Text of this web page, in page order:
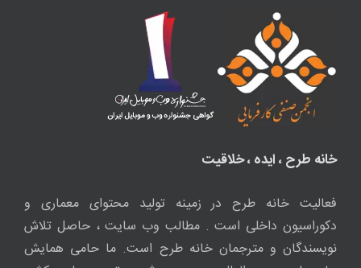
خانه طرح ، ایده ، خلاقیت
فعالیت خانه طرح در زمینه تولید محتوای معماری و
دکوراسیون داخلی است . مطالب وب سایت ، حاصل تلاش
نویسندگان و مترجمان خانه طرح است. ما حامی همایش